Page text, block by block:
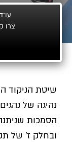
צרו
שיטת הניקוד
נהיגה של
ובחלק ז' של